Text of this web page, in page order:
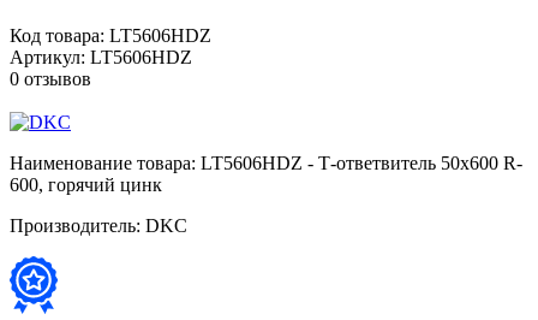
Код товара: LT5606HDZ
Артикул: LT5606HDZ
0 отзывов
Наименование товара: LT5606HDZ - Т-ответвитель 50х600 R-
600, горячий цинк
Производитель: DKC